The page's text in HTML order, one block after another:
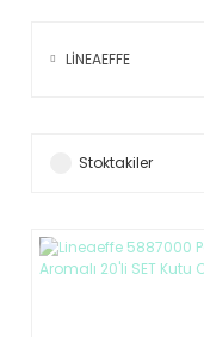
LİNEAEFFE
Stoktakiler